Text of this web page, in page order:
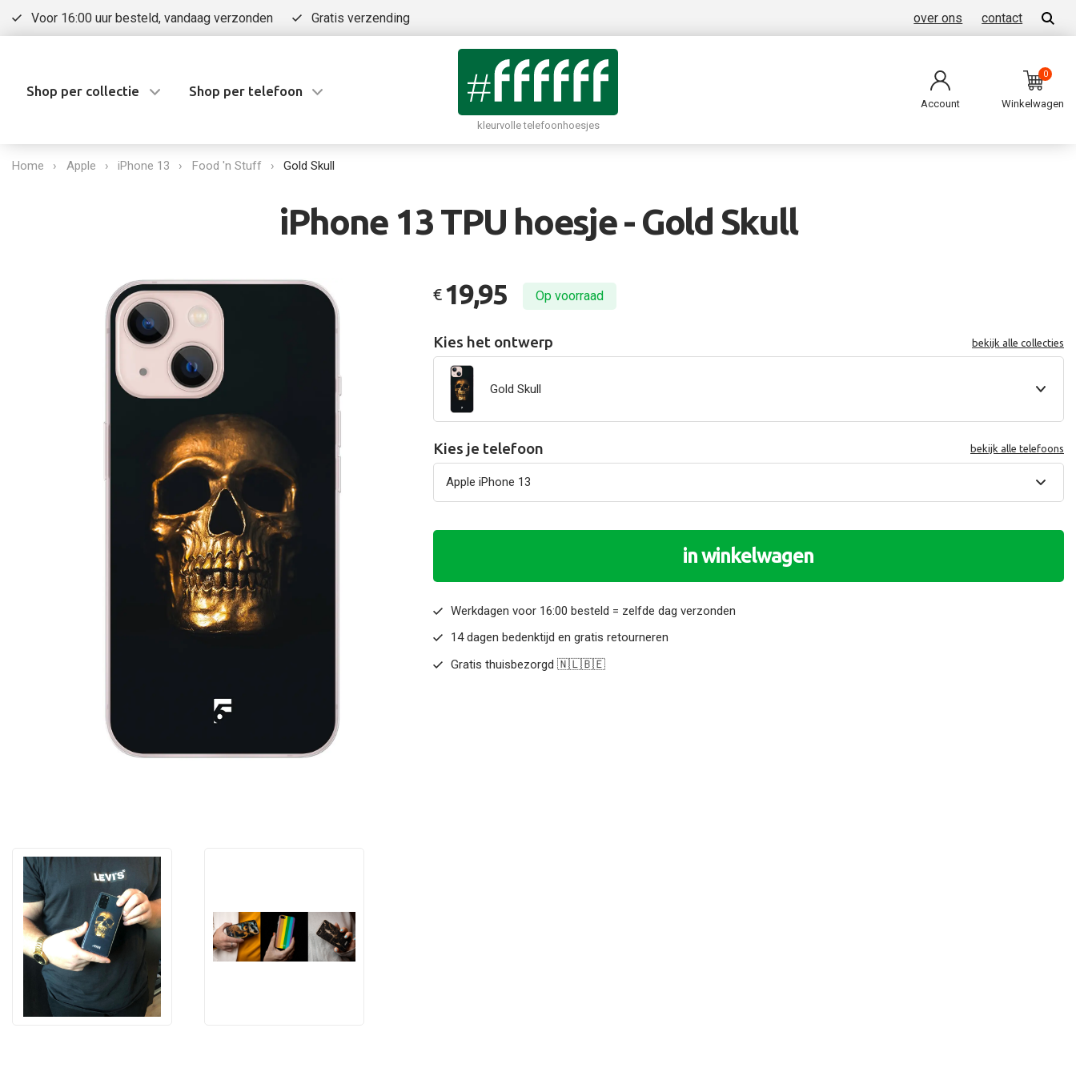
Voor 16:00 uur besteld, vandaag verzonden Gratis verzending over ons contact
Shop per collectie Shop per telefoon
kleurvolle telefoonhoesjes
Account
0
Winkelwagen
Home Apple iPhone 13 Food 'n Stuff Gold Skull
iPhone 13 TPU hoesje - Gold Skull
€ 19,95 Op voorraad
Kies het ontwerp bekijk alle collecties
Gold Skull
Kies je telefoon bekijk alle telefoons
in winkelwagen
Werkdagen voor 16:00 besteld = zelfde dag verzonden
14 dagen bedenktijd en gratis retourneren
Gratis thuisbezorgd 🇳🇱🇧🇪